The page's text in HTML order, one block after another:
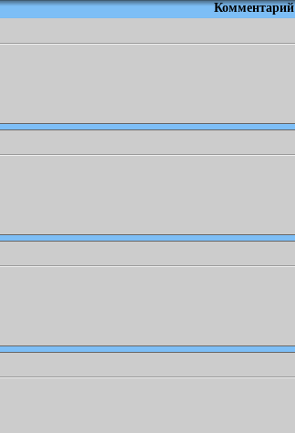
Комментарий